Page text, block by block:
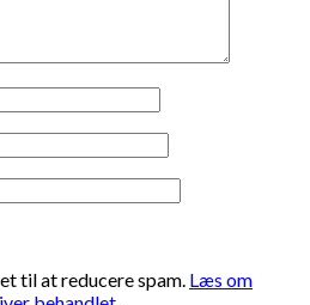
til at reducere spam. Læs om